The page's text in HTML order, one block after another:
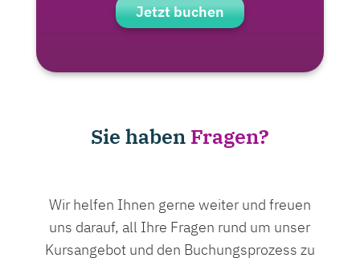
Jetzt buchen
Sie haben Fragen?
Wir helfen Ihnen gerne weiter und freuen
uns darauf, all Ihre Fragen rund um unser
Kursangebot und den Buchungsprozess zu